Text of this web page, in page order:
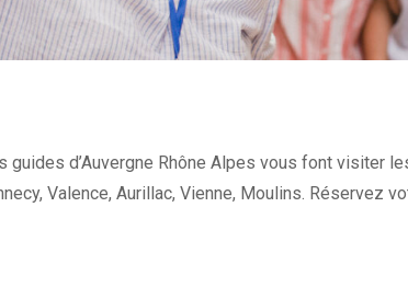
d’Auvergne Rhône Alpes vous font visiter
Valence, Aurillac, Vienne, Moulins. Réservez